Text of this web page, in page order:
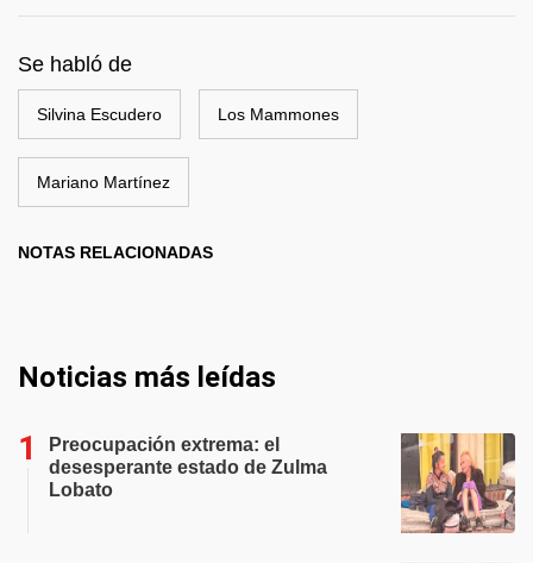
Se habló de
Silvina Escudero Los Mammones
Mariano Martínez
NOTAS RELACIONADAS
Noticias más leídas
Preocupación extrema: el
desesperante estado de Zulma
Lobato